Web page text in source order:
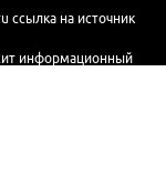
ссылка на источник
информационный